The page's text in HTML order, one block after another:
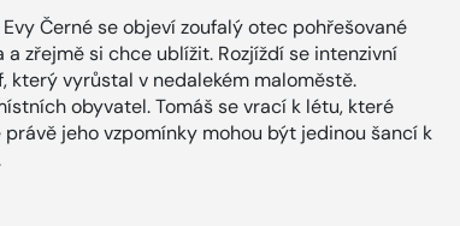
Černé se objeví zoufalý otec pohřešované
zřejmě si chce ublížit. Rozjíždí se intenzivní
který vyrůstal v nedalekém maloměstě.
obyvatel. Tomáš se vrací k létu, které
jeho vzpomínky mohou být jedinou šancí k